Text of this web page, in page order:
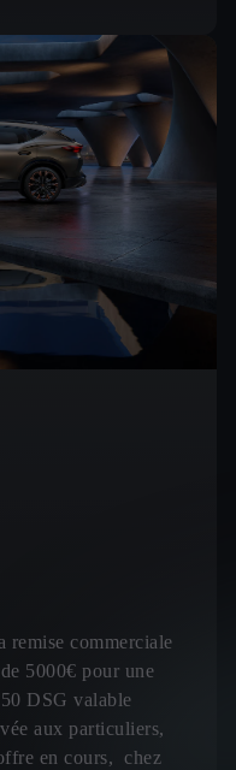
remise commerciale
5000€ pour une
DSG valable
aux particuliers,
en cours, chez